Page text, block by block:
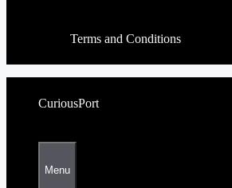
Terms and Conditions
CuriousPort
Menu